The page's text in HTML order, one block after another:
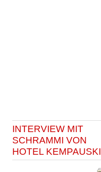
INTERVIEW MIT
SCHRAMMI VON
HOTEL KEMPAUSKI